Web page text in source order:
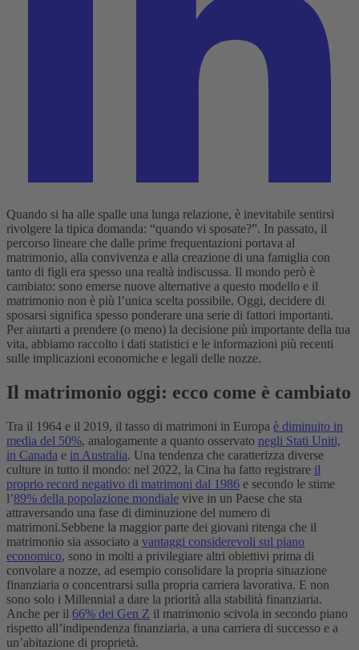
Quando si ha alle spalle una lunga relazione, è inevitabile sentirsi
rivolgere la tipica domanda: “quando vi sposate?”. In passato, il
percorso lineare che dalle prime frequentazioni portava al
matrimonio, alla convivenza e alla creazione di una famiglia con
tanto di figli era spesso una realtà indiscussa. Il mondo però è
cambiato: sono emerse nuove alternative a questo modello e il
matrimonio non è più l’unica scelta possibile. Oggi, decidere di
sposarsi significa spesso ponderare una serie di fattori importanti.
Per aiutarti a prendere (o meno) la decisione più importante della tua
vita, abbiamo raccolto i dati statistici e le informazioni più recenti
sulle implicazioni economiche e legali delle nozze.
Il matrimonio oggi: ecco come è cambiato
Tra il 1964 e il 2019, il tasso di matrimoni in Europa è diminuito in
media del 50%, analogamente a quanto osservato negli Stati Uniti,
in Canada e in Australia. Una tendenza che caratterizza diverse
culture in tutto il mondo: nel 2022, la Cina ha fatto registrare il
proprio record negativo di matrimoni dal 1986 e secondo le stime
l’89% della popolazione mondiale vive in un Paese che sta
attraversando una fase di diminuzione del numero di
matrimoni.Sebbene la maggior parte dei giovani ritenga che il
matrimonio sia associato a vantaggi considerevoli sul piano
economico, sono in molti a privilegiare altri obiettivi prima di
convolare a nozze, ad esempio consolidare la propria situazione
finanziaria o concentrarsi sulla propria carriera lavorativa. E non
sono solo i Millennial a dare la priorità alla stabilità finanziaria.
Anche per il 66% dei Gen Z il matrimonio scivola in secondo piano
rispetto all’indipendenza finanziaria, a una carriera di successo e a
un’abitazione di proprietà.